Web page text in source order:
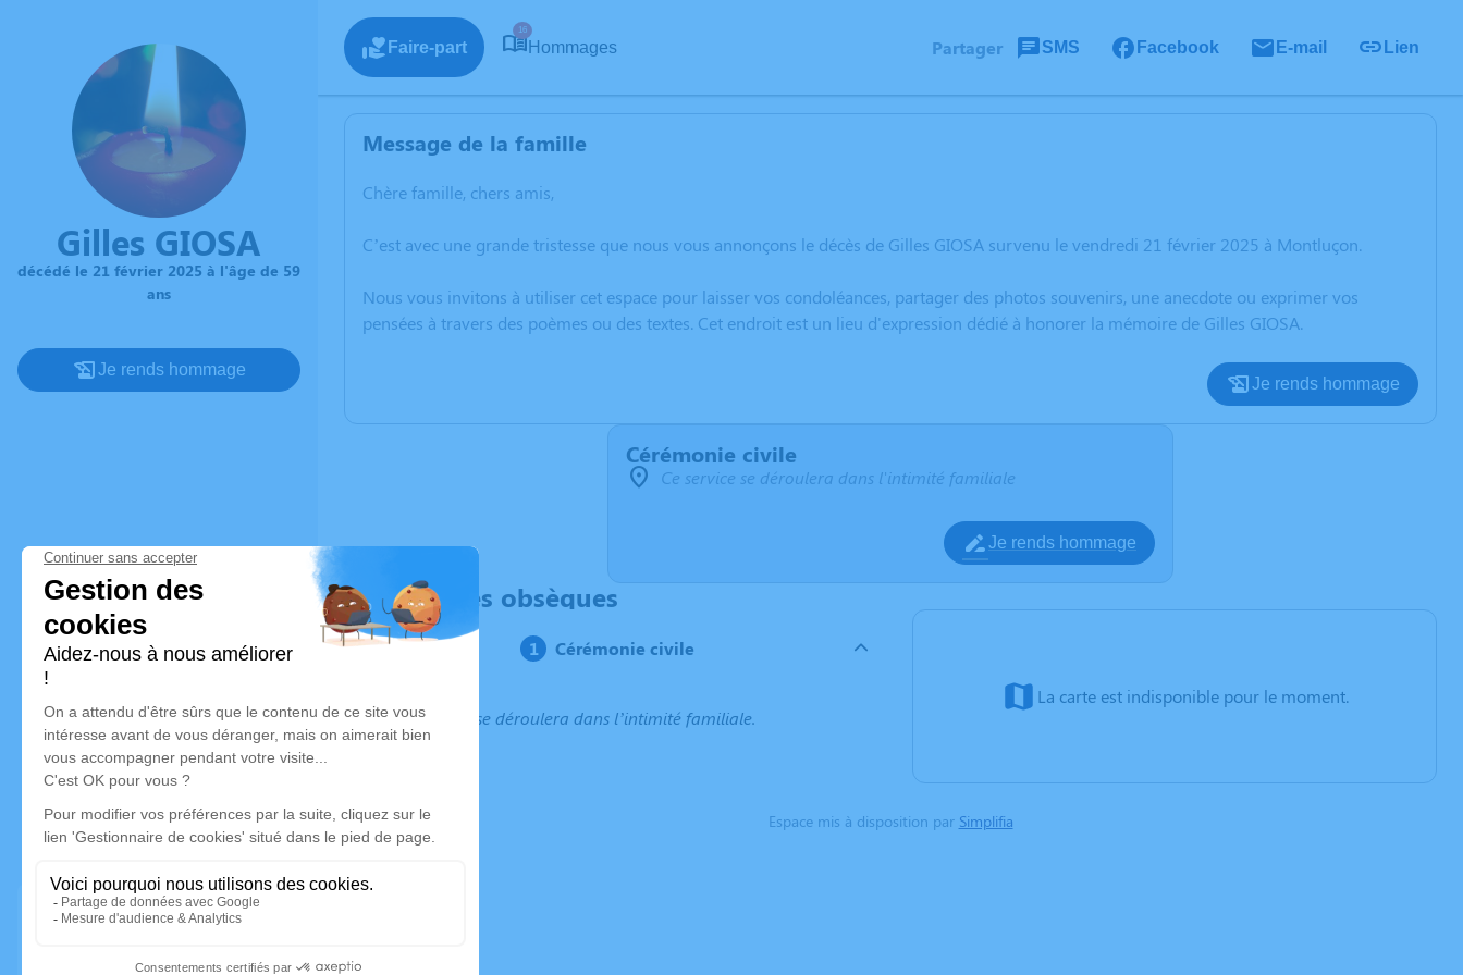
Gilles GIOSA
décédé le 21 février 2025 à l'âge de 59
ans
Je rends hommage
Faire-part
16
Hommages Partager SMS Facebook E-mail Lien
Message de la famille
Chère famille, chers amis,
C’est avec une grande tristesse que nous vous annonçons le décès de Gilles GIOSA survenu le vendredi 21 février 2025 à Montluçon.
Nous vous invitons à utiliser cet espace pour laisser vos condoléances, partager des photos souvenirs, une anecdote ou exprimer vos
pensées à travers des poèmes ou des textes. Cet endroit est un lieu d'expression dédié à honorer la mémoire de Gilles GIOSA.
Je rends hommage
Cérémonie civile
Ce service se déroulera dans l'intimité familiale
Je rends hommage
Déroulé des obsèques
Cérémonie civile
Ce service se déroulera dans l’intimité familiale.
La carte est indisponible pour le moment.
Espace mis à disposition par Simplifia